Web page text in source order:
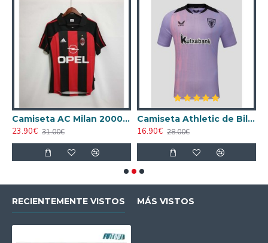
Camiseta AC Milan 2000/2001 Local Retro
23.90€ 31.00€
Camiseta Athletic de Bilbao 2024/2025 Alternativo
16.90€ 28.00€
RECIENTEMENTE VISTOS MÁS VISTOS